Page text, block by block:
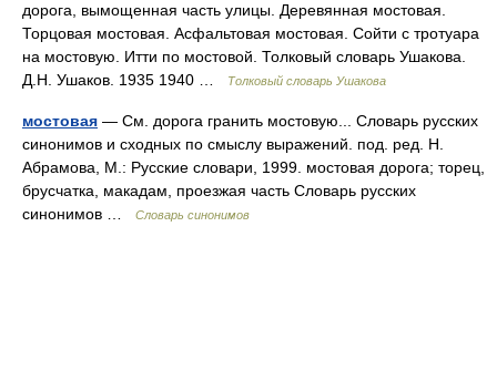
дорога, вымощенная часть улицы. Деревянная мостовая.
Торцовая мостовая. Асфальтовая мостовая. Сойти с тротуара
на мостовую. Итти по мостовой. Толковый словарь Ушакова.
Д.Н. Ушаков. 1935 1940 …
Толковый словарь Ушакова
мостовая — См. дорога гранить мостовую... Словарь русских
синонимов и сходных по смыслу выражений. под. ред. Н.
Абрамова, М.: Русские словари, 1999. мостовая дорога; торец,
брусчатка, макадам, проезжая часть Словарь русских
синонимов …
Словарь синонимов